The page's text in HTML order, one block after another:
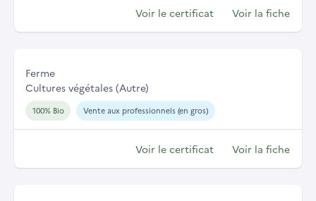
Voir le certificat Voir la fiche
Ferme
Cultures végétales (Autre)
100% Bio Vente aux professionnels (en gros)
Voir le certificat Voir la fiche